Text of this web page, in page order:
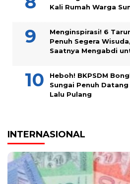
Kali Rumah Warga
Menginspirasi! 6
Penuh Segera
Saatnya Mengabdi
Heboh! BKPSDM
Sungai Penuh
Lalu Pulang
INTERNASIONAL